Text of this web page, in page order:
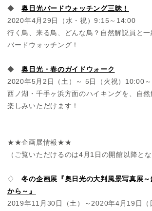
◆奥日光バードウォッチング三昧！
2020年4月29日（水・祝）9:15～14:00
行く鳥、来る鳥、どんな鳥？自然解説員と一
バードウォッチング！
◆奥日光・春のガイドウォーク
2020年5月2日（土）～ 5日（火祝）10:00
西ノ湖・千手ヶ浜方面のハイキングを、自
楽しみいただけます！
★★企画展情報★★
（ご覧いただけるのは4月1日の開館以降とな
♢冬の企画展『奥日光の大判風景写真展
から～』
2019年11月30日（土）～2020年4月19日（